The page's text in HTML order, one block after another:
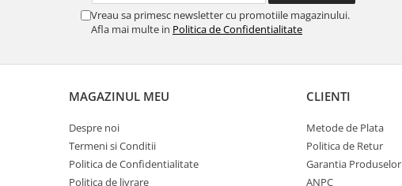
Vreau sa primesc newsletter cu promotiile magazinului.
Afla mai multe in Politica de Confidentialitate
MAGAZINUL MEU
Despre noi
Termeni si Conditii
Politica de Confidentialitate
Politica de livrare
CLIENTI
Metode de Plata
Politica de Retur
Garantia Produselor
ANPC